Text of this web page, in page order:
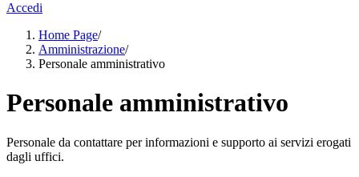
Accedi
Home Page/
Amministrazione/
Personale amministrativo
Personale amministrativo
Personale da contattare per informazioni e supporto ai servizi erogati
dagli uffici.